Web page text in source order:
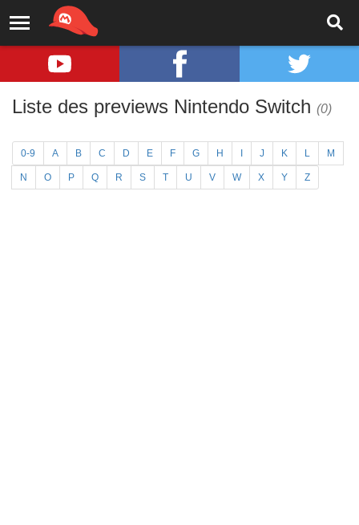
Liste des previews Nintendo Switch (0)
0-9 A B C D E F G H J K L M
N O P Q R S T U V W X Y Z